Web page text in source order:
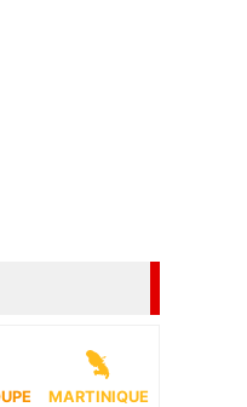
MARTINIQUE